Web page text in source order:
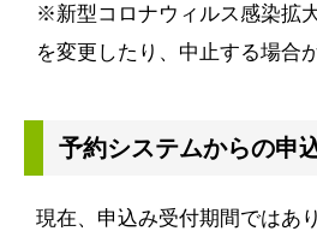
※新型コロナウィルス感染拡
を変更したり、中止する場合
予約システムからの申
現在、申込み受付期間ではあ